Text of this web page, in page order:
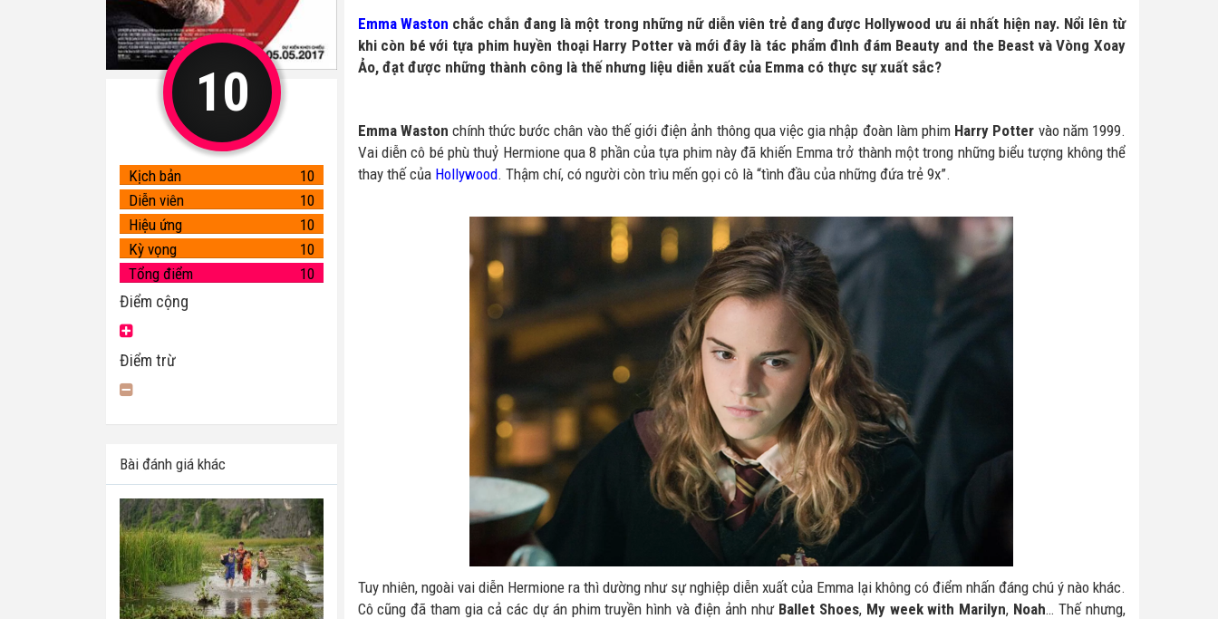
10
Kịch bản
10
Diễn viên
10
Hiệu ứng
10
Kỳ vọng
10
Tổng điểm
10
Điểm cộng
Điểm trừ
Bài đánh giá khác
Emma Waston chắc chắn đang là một trong những nữ diễn viên trẻ đang được Hollywood ưu ái nhất hiện nay. Nổi lên từ
khi còn bé với tựa phim huyền thoại Harry Potter và mới đây là tác phẩm đình đám Beauty and the Beast và Vòng Xoay
Ảo, đạt được những thành công là thế nhưng liệu diễn xuất của Emma có thực sự xuất sắc?
Emma Waston chính thức bước chân vào thế giới điện ảnh thông qua việc gia nhập đoàn làm phim Harry Potter vào năm 1999.
Vai diễn cô bé phù thuỷ Hermione qua 8 phần của tựa phim này đã khiến Emma trở thành một trong những biểu tượng không thể
thay thế của Hollywood. Thậm chí, có người còn trìu mến gọi cô là “tình đầu của những đứa trẻ 9x”.
Tuy nhiên, ngoài vai diễn Hermione ra thì dường như sự nghiệp diễn xuất của Emma lại không có điểm nhấn đáng chú ý nào khác.
Cô cũng đã tham gia cả các dự án phim truyền hình và điện ảnh như Ballet Shoes, My week with Marilyn, Noah… Thế nhưng,